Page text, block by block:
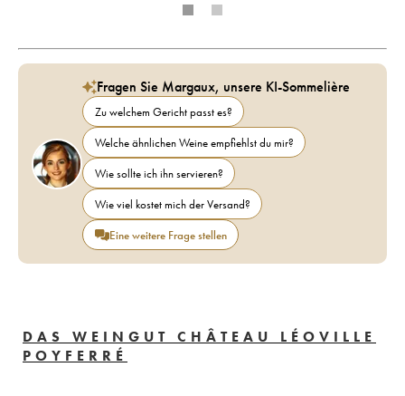
Fragen Sie Margaux, unsere KI-Sommelière
Zu welchem Gericht passt es?
Welche ähnlichen Weine empfiehlst du mir?
Wie sollte ich ihn servieren?
Wie viel kostet mich der Versand?
Eine weitere Frage stellen
DAS WEINGUT CHÂTEAU LÉOVILLE
POYFERRÉ